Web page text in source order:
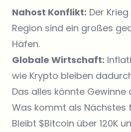
Nahost Konflikt: Der
Region sind ein großes
Häfen.
Globale Wirtschaft:
wie Krypto bleiben
Das alles könnte
Was kommt als Nächstes
Bleibt $Bitcoin über 120K